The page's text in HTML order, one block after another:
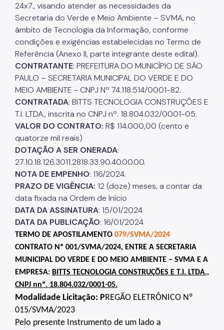
Planejamento Ambiental
Patrimônio Ambiental
Biosampa
Projetos Urbanos
Licenciamento Ambiental
Licenciamento Ambiental Industrial
Licenciamento Ambiental Não-Industrial
Heliponto
Áreas Contaminadas
Estudos Ambientais
Produtos Perigosos
TCA - Termo de Compromisso Ambiental
Motogeradores
Fiscalização Ambiental
Defesa e Valorização Ambiental
24x7., visando atender as necessidades da
Secretaria do Verde e Meio Ambiente – SVMA, no
âmbito de Tecnologia da Informação, conforme
condições e exigências estabelecidas no Termo de
Referência (Anexo II, parte integrante deste edital).
CONTRATANTE: PREFEITURA DO MUNICÍPIO DE SÃO
PAULO – SECRETARIA MUNICIPAL DO VERDE E DO
MEIO AMBIENTE - CNPJ Nº 74.118.514/0001-82.
CONTRATADA: BITTS TECNOLOGIA CONSTRUÇÕES E
T.I. LTDA., inscrita no CNPJ nº. 18.804.032/0001-05.
VALOR DO CONTRATO: R$ 114.000,00 (cento e
quatorze mil reais)
DOTAÇÃO A SER ONERADA:
27.10.18.126.3011.2818.33.90.40.00.00.
NOTA DE EMPENHO: 116/2024.
PRAZO DE VIGÊNCIA: 12 (doze) meses, a contar da
data fixada na Ordem de Início
DATA DA ASSINATURA: 15/01/2024
DATA DA PUBLICAÇÃO: 16/01/2024
TERMO DE APOSTILAMENTO 079/SVMA/2024
CONTRATO Nº 001/SVMA/2024, ENTRE A SECRETARIA
MUNICIPAL DO VERDE E DO MEIO AMBIENTE – SVMA E A
EMPRESA: BITTS TECNOLOGIA CONSTRUÇÕES E T.I. LTDA.,
CNPJ nnº. 18.804.032/0001-05.
Modalidade Licitação: PREGÃO ELETRÔNICO Nº
015/SVMA/2023
Pelo presente Instrumento de um lado a